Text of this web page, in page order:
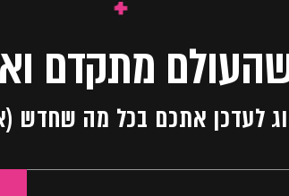
מתקדם
לעדכן אתכם בכל מה שחדש